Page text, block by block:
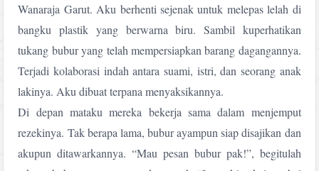
Wanaraja Garut. Aku berhenti sejenak untuk melepas lelah di
bangku plastik yang berwarna biru. Sambil kuperhatikan
tukang bubur yang telah mempersiapkan barang dagangannya.
Terjadi kolaborasi indah antara suami, istri, dan seorang anak
lakinya. Aku dibuat terpana menyaksikannya.
Di depan mataku mereka bekerja sama dalam menjemput
rezekinya. Tak berapa lama, bubur ayampun siap disajikan dan
akupun ditawarkannya. “Mau pesan bubur pak!”, begitulah